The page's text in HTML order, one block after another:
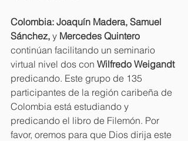
Colombia: Joaquín Madera, Samuel
Sánchez, y Mercedes Quintero
continúan facilitando un seminario
virtual nivel dos con Wilfredo Weigandt
predicando. Este grupo de 135
participantes de la región caribeña de
Colombia está estudiando y
predicando el libro de Filemón. Por
favor, oremos para que Dios dirija este